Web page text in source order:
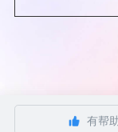
有帮
©北京金山云网络技术